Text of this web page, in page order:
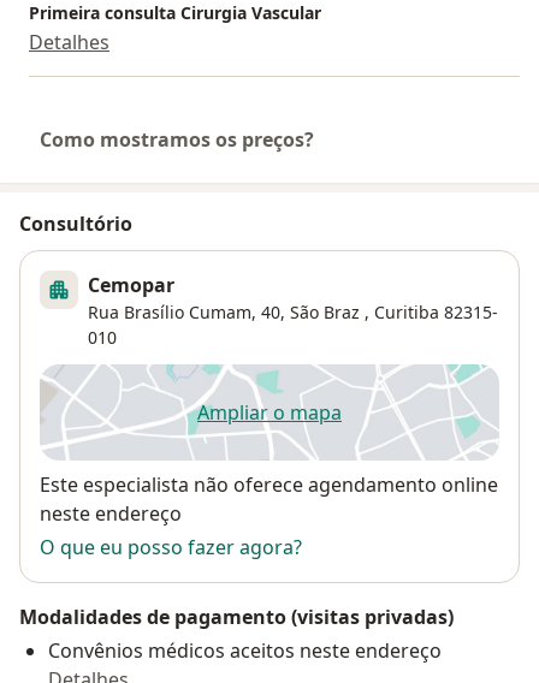
Primeira consulta Cirurgia Vascular
Detalhes
Como mostramos os preços?
Consultório
Cemopar
Rua Brasílio Cumam, 40, São Braz , Curitiba 82315-
010
Ampliar o mapaabre num novo separador
Disponibilidade
Este especialista não oferece agendamento online
neste endereço
O que eu posso fazer agora?
Modalidades de pagamento (visitas privadas)
Convênios médicos aceitos neste endereço